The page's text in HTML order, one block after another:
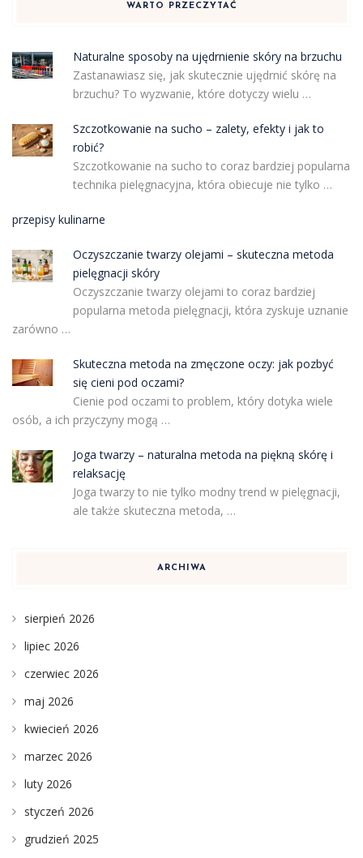
WARTO PRZECZYTAĆ
Naturalne sposoby na ujędrnienie skóry na brzuchu
Zastanawiasz się, jak skutecznie ujędrnić skórę na
brzuchu? To wyzwanie, które dotyczy wielu …
Szczotkowanie na sucho – zalety, efekty i jak to
robić?
Szczotkowanie na sucho to coraz bardziej popularna
technika pielęgnacyjna, która obiecuje nie tylko …
przepisy kulinarne
Oczyszczanie twarzy olejami – skuteczna metoda
pielęgnacji skóry
Oczyszczanie twarzy olejami to coraz bardziej
popularna metoda pielęgnacji, która zyskuje uznanie
zarówno …
Skuteczna metoda na zmęczone oczy: jak pozbyć
się cieni pod oczami?
Cienie pod oczami to problem, który dotyka wiele
osób, a ich przyczyny mogą …
Joga twarzy – naturalna metoda na piękną skórę i
relaksację
Joga twarzy to nie tylko modny trend w pielęgnacji,
ale także skuteczna metoda, …
ARCHIWA
sierpień 2026
lipiec 2026
czerwiec 2026
maj 2026
kwiecień 2026
marzec 2026
luty 2026
styczeń 2026
grudzień 2025